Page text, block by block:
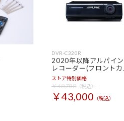
DVR-C320R
2020年以降アルパイ
レコーダー(フロント
ストア特別価格
￥48,708（税込）
￥43,000 （税込）